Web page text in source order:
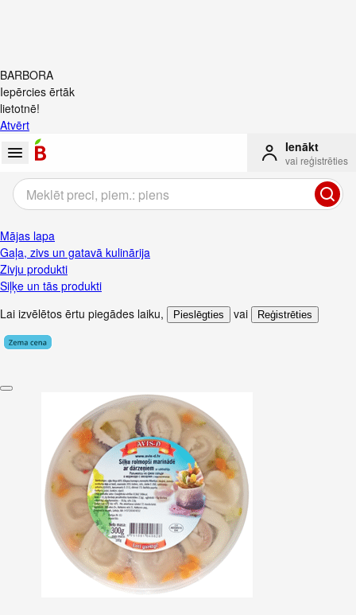
BARBORA
Iepērcies ērtāk
lietotnē!
Atvērt
Ienākt
vai reģistrēties
Mājas lapa
Gaļa, zivs un gatavā kulinārija
Zivju produkti
Siļķe un tās produkti
Lai izvēlētos ērtu piegādes laiku, Pieslēgties vai Reģistrēties